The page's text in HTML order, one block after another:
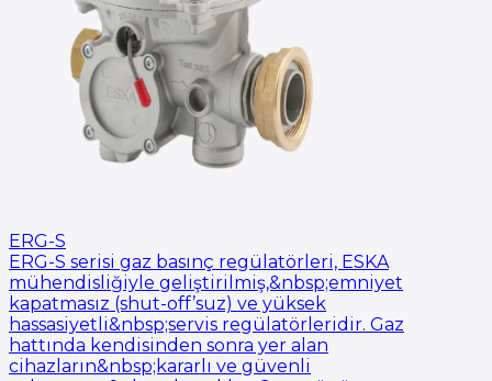
ERG-S
ERG-S serisi gaz basınç regülatörleri, ESKA
mühendisliğiyle geliştirilmiş,&nbsp;emniyet
kapatmasız (shut-off’suz) ve yüksek
hassasiyetli&nbsp;servis regülatörleridir. Gaz
hattında kendisinden sonra yer alan
cihazların&nbsp;kararlı ve güvenli